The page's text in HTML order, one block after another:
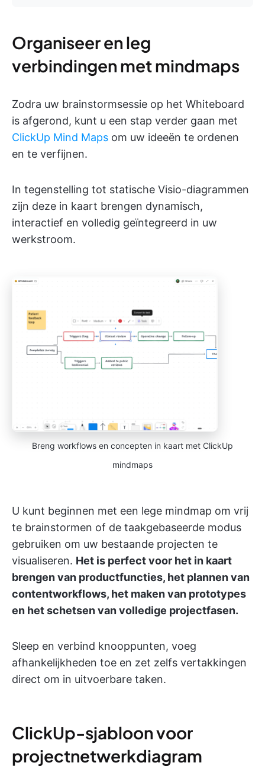
Organiseer en leg
verbindingen met mindmaps
Zodra uw brainstormsessie op het Whiteboard
is afgerond, kunt u een stap verder gaan met
ClickUp Mind Maps om uw ideeën te ordenen
en te verfijnen.
In tegenstelling tot statische Visio-diagrammen
zijn deze in kaart brengen dynamisch,
interactief en volledig geïntegreerd in uw
werkstroom.
Breng workflows en concepten in kaart met ClickUp
mindmaps
U kunt beginnen met een lege mindmap om vrij
te brainstormen of de taakgebaseerde modus
gebruiken om uw bestaande projecten te
visualiseren. Het is perfect voor het in kaart
brengen van productfuncties, het plannen van
contentworkflows, het maken van prototypes
en het schetsen van volledige projectfasen.
Sleep en verbind knooppunten, voeg
afhankelijkheden toe en zet zelfs vertakkingen
direct om in uitvoerbare taken.
ClickUp-sjabloon voor
projectnetwerkdiagram